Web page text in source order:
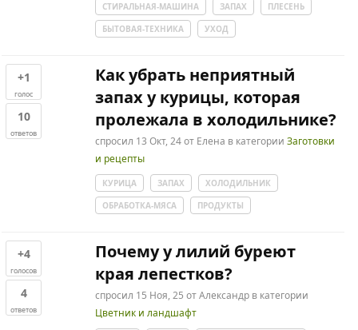
СТИРАЛЬНАЯ-МАШИНА ЗАПАХ
ПЛЕСЕНЬ
БЫТОВАЯ-ТЕХНИКА
УХОД
+1
голос
10
ответов
Как убрать неприятный
запах у курицы, которая
пролежала в холодильнике?
спросил 13 Окт, 24 от Елена в категории Заготовки
и рецепты
КУРИЦА ЗАПАХ
ХОЛОДИЛЬНИК
ОБРАБОТКА-МЯСА
ПРОДУКТЫ
+4
голосов
4
ответов
Почему у лилий буреют
края лепестков?
спросил 15 Ноя, 25 отАлександр в категории
Цветник и ландшафт